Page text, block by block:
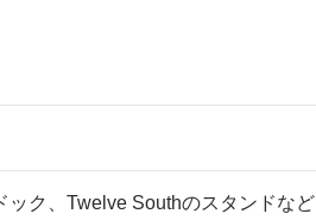
ク、Twelve Southのスタンドなど